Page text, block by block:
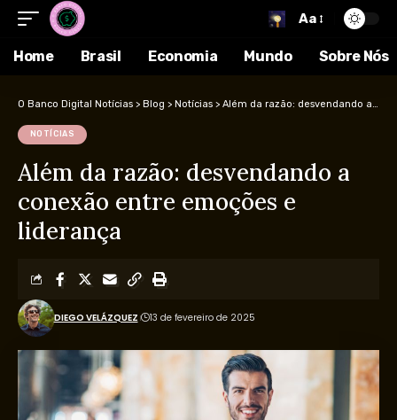
Aa
Home Brasil Economia Mundo Sobre Nós
O Banco Digital Notícias > Blog > Notícias > Além da razão: desvendando a conexão entre emoções e liderança
NOTÍCIAS
Além da razão: desvendando a
conexão entre emoções e
liderança
DIEGO VELÁZQUEZ 13 de fevereiro de 2025